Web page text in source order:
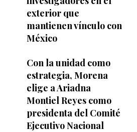
exterior que
mantienen vínculo con
México
Con la unidad como
estrategia, Morena
elige a Ariadna
Montiel Reyes como
presidenta del Comité
Ejecutivo Nacional